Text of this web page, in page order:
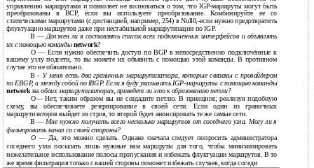
управлению маршрутами и позволяет не волноваться о том, что IGP-маршруты могут быть
преобразованы в ВСР, ёсли вы используете преобразование. Комбинируйте ее со
статическими маршрутами (с дистанцией, например, 254) в Null0,-если нужно предотвратить
флуктуацию маршрутов даже при нестабильной маршрутизации по IGP.
В —Должен ли я составлять список всех подключенных интерфейсов и объявлять
их с помощью командыnetwork?
О — Если нужно обеспечить доступ по BGP в непосредственно подключённые к
вашему узлу подсети, то вы можете их объявить с помощью этой команды. В противном
случае это не обязательно.
В - У меня есть два граничных маршрутизатора, которые связаны с провайдером
пoEBGP, а между собой no lBGP. Если я буду указывать IGP-маршруты с помощью команды
networkнаобоих маршрутизаторах, приведет ли это к образованию петли?
О— Нет, таким образом вы не создадите петлю. В принципе; реализуя подобную
схему, вы обеспечиваете резервирование в своей сети. Если один из граничных
маршрутизаторов выйдет из строя, то второй будет анонсировать те же самые сети.
В —Мне нужно получать всего несколько маршрутов от соседнего узла. Могу ли я
фильтровать канал со своей стороны?
О— Да, это можно сделать. Однако сначала следует попросить администратора
соседнего узла посылать лишь нужные вам маршруты для того, чтобы минимизировать
нежелательное использование полосы пропускания и избежать флуктуации маршрутов. В то
же время фильтрация только с вашей стороны поможет избежать случаев, когда соседи